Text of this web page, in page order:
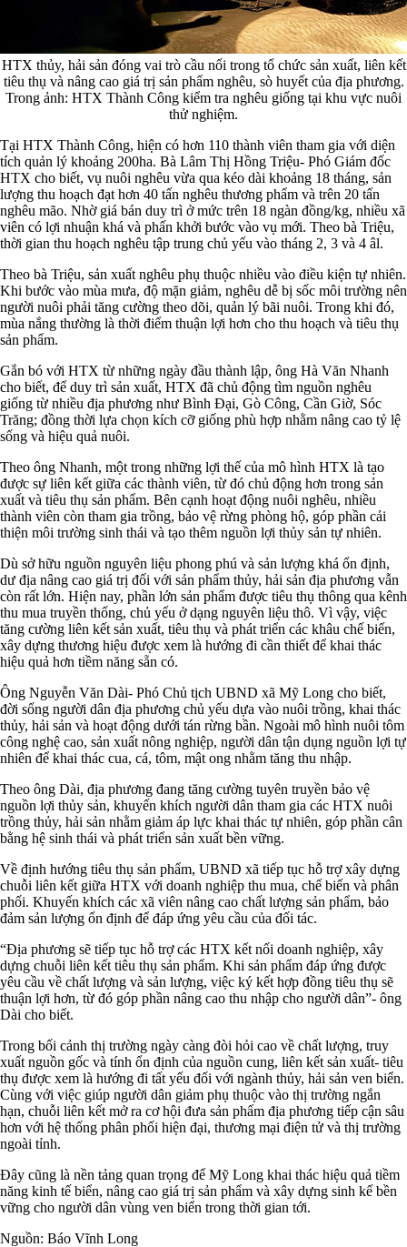
HTX thủy, hải sản đóng vai trò cầu nối trong tổ chức sản xuất, liên kết
tiêu thụ và nâng cao giá trị sản phẩm nghêu, sò huyết của địa phương.
Trong ảnh: HTX Thành Công kiểm tra nghêu giống tại khu vực nuôi
thử nghiệm.
Tại HTX Thành Công, hiện có hơn 110 thành viên tham gia với diện
tích quản lý khoảng 200ha. Bà Lâm Thị Hồng Triệu- Phó Giám đốc
HTX cho biết, vụ nuôi nghêu vừa qua kéo dài khoảng 18 tháng, sản
lượng thu hoạch đạt hơn 40 tấn nghêu thương phẩm và trên 20 tấn
nghêu mão. Nhờ giá bán duy trì ở mức trên 18 ngàn đồng/kg, nhiều xã
viên có lợi nhuận khá và phấn khởi bước vào vụ mới. Theo bà Triệu,
thời gian thu hoạch nghêu tập trung chủ yếu vào tháng 2, 3 và 4 âl.
Theo bà Triệu, sản xuất nghêu phụ thuộc nhiều vào điều kiện tự nhiên.
Khi bước vào mùa mưa, độ mặn giảm, nghêu dễ bị sốc môi trường nên
người nuôi phải tăng cường theo dõi, quản lý bãi nuôi. Trong khi đó,
mùa nắng thường là thời điểm thuận lợi hơn cho thu hoạch và tiêu thụ
sản phẩm.
Gắn bó với HTX từ những ngày đầu thành lập, ông Hà Văn Nhanh
cho biết, để duy trì sản xuất, HTX đã chủ động tìm nguồn nghêu
giống từ nhiều địa phương như Bình Đại, Gò Công, Cần Giờ, Sóc
Trăng; đồng thời lựa chọn kích cỡ giống phù hợp nhằm nâng cao tỷ lệ
sống và hiệu quả nuôi.
Theo ông Nhanh, một trong những lợi thế của mô hình HTX là tạo
được sự liên kết giữa các thành viên, từ đó chủ động hơn trong sản
xuất và tiêu thụ sản phẩm. Bên cạnh hoạt động nuôi nghêu, nhiều
thành viên còn tham gia trồng, bảo vệ rừng phòng hộ, góp phần cải
thiện môi trường sinh thái và tạo thêm nguồn lợi thủy sản tự nhiên.
Dù sở hữu nguồn nguyên liệu phong phú và sản lượng khá ổn định,
dư địa nâng cao giá trị đối với sản phẩm thủy, hải sản địa phương vẫn
còn rất lớn. Hiện nay, phần lớn sản phẩm được tiêu thụ thông qua kênh
thu mua truyền thống, chủ yếu ở dạng nguyên liệu thô. Vì vậy, việc
tăng cường liên kết sản xuất, tiêu thụ và phát triển các khâu chế biến,
xây dựng thương hiệu được xem là hướng đi cần thiết để khai thác
hiệu quả hơn tiềm năng sẵn có.
Ông Nguyễn Văn Dài- Phó Chủ tịch UBND xã Mỹ Long cho biết,
đời sống người dân địa phương chủ yếu dựa vào nuôi trồng, khai thác
thủy, hải sản và hoạt động dưới tán rừng bần. Ngoài mô hình nuôi tôm
công nghệ cao, sản xuất nông nghiệp, người dân tận dụng nguồn lợi tự
nhiên để khai thác cua, cá, tôm, mật ong nhằm tăng thu nhập.
Theo ông Dài, địa phương đang tăng cường tuyên truyền bảo vệ
nguồn lợi thủy sản, khuyến khích người dân tham gia các HTX nuôi
trồng thủy, hải sản nhằm giảm áp lực khai thác tự nhiên, góp phần cân
bằng hệ sinh thái và phát triển sản xuất bền vững.
Về định hướng tiêu thụ sản phẩm, UBND xã tiếp tục hỗ trợ xây dựng
chuỗi liên kết giữa HTX với doanh nghiệp thu mua, chế biến và phân
phối. Khuyến khích các xã viên nâng cao chất lượng sản phẩm, bảo
đảm sản lượng ổn định để đáp ứng yêu cầu của đối tác.
“Địa phương sẽ tiếp tục hỗ trợ các HTX kết nối doanh nghiệp, xây
dựng chuỗi liên kết tiêu thụ sản phẩm. Khi sản phẩm đáp ứng được
yêu cầu về chất lượng và sản lượng, việc ký kết hợp đồng tiêu thụ sẽ
thuận lợi hơn, từ đó góp phần nâng cao thu nhập cho người dân”- ông
Dài cho biết.
Trong bối cảnh thị trường ngày càng đòi hỏi cao về chất lượng, truy
xuất nguồn gốc và tính ổn định của nguồn cung, liên kết sản xuất- tiêu
thụ được xem là hướng đi tất yếu đối với ngành thủy, hải sản ven biển.
Cùng với việc giúp người dân giảm phụ thuộc vào thị trường ngắn
hạn, chuỗi liên kết mở ra cơ hội đưa sản phẩm địa phương tiếp cận sâu
hơn với hệ thống phân phối hiện đại, thương mại điện tử và thị trường
ngoài tỉnh.
Đây cũng là nền tảng quan trọng để Mỹ Long khai thác hiệu quả tiềm
năng kinh tế biển, nâng cao giá trị sản phẩm và xây dựng sinh kế bền
vững cho người dân vùng ven biển trong thời gian tới.
Nguồn: Báo Vĩnh Long